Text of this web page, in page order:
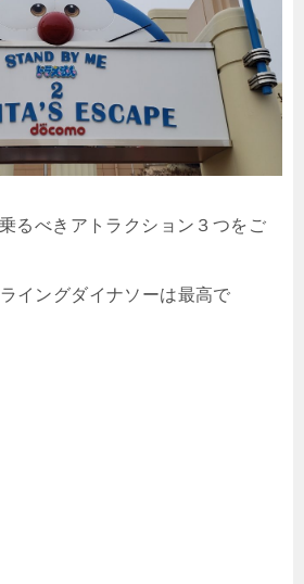
るべきアトラクション３つをご
イングダイナソーは最高で